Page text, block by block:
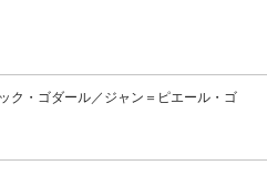
ク・ゴダール／ジャン＝ピエール・ゴ